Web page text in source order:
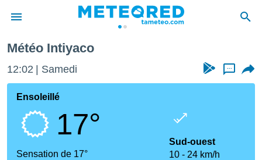
de
Météo Intiyaco
12:02 Samedi ...
Ensoleillé
17°
Sensation de 17°
Sud-ouest
10
24 km/h